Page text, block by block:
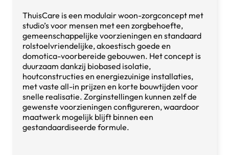
ThuisCare is een modulair woon-zorgconcept met
studio’s voor mensen met een zorgbehoefte,
gemeenschappelijke voorzieningen en standaard
rolstoelvriendelijke, akoestisch goede en
domotica-voorbereide gebouwen. Het concept is
duurzaam dankzij biobased isolatie,
houtconstructies en energiezuinige installaties,
met vaste all-in prijzen en korte bouwtijden voor
snelle realisatie. Zorginstellingen kunnen zelf de
gewenste voorzieningen configureren, waardoor
maatwerk mogelijk blijft binnen een
gestandaardiseerde formule.